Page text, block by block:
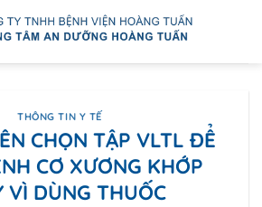
THÔNG TIN Y TẾ
CHỌN TẬP VLTL ĐỂ
CƠ XƯƠNG KHỚP
VÌ DÙNG THUỐC